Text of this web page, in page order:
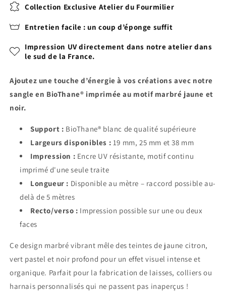
Collection Exclusive Atelier du Fourmilier
Entretien facile : un coup d’éponge suffit
Impression UV directement dans notre atelier dans
le sud de la France.
Ajoutez une touche d’énergie à vos créations avec notre
sangle en BioThane® imprimée au motif marbré jaune et
noir.
Support : BioThane® blanc de qualité supérieure
Largeurs disponibles : 19 mm, 25 mm et 38 mm
Impression : Encre UV résistante, motif continu
imprimé d'une seule traite
Longueur : Disponible au mètre – raccord possible au-
delà de 5 mètres
Recto/verso : Impression possible sur une ou deux
faces
Ce design marbré vibrant mêle des teintes de jaune citron,
vert pastel et noir profond pour un effet visuel intense et
organique. Parfait pour la fabrication de laisses, colliers ou
harnais personnalisés qui ne passent pas inaperçus !